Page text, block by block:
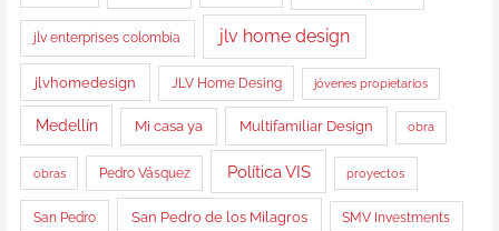
jlv enterprises colombia jlv home design
jlvhomedesign JLV Home Desing jóvenes propietarios
Medellín Mi casa ya Multifamiliar Design obra
obras Pedro Vásquez Política VIS proyectos
San Pedro San Pedro de los Milagros SMV Investments